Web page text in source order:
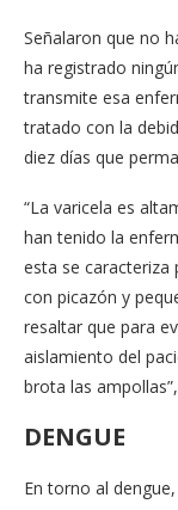
Señalaron que no
ha registrado
transmite esa
tratado con la
diez días que
“La varicela es
han tenido la
esta se caracteriza
con picazón y
resaltar que para
aislamiento del
brota las
DENGUE
En torno al